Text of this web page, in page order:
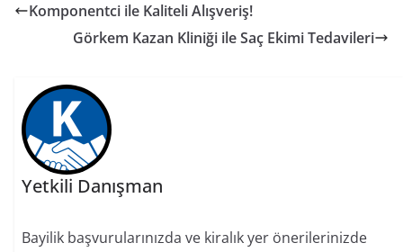
Komponentci ile Kaliteli Alışveriş!
Görkem Kazan Kliniği ile Saç Ekimi Tedavileri
Yetkili Danışman
Bayilik başvurularınızda ve kiralık yer önerilerinizde